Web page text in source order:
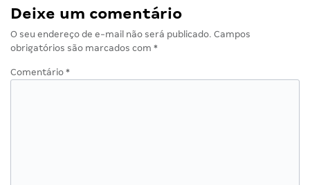
Deixe um comentário
O seu endereço de e-mail não será publicado. Campos
obrigatórios são marcados com *
Comentário *